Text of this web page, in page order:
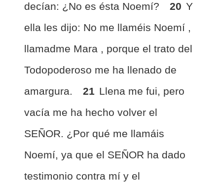
decían: ¿No es ésta Noemí?
20 Y
ella les dijo: No me llaméis Noemí ,
llamadme Mara , porque el trato del
Todopoderoso me ha llenado de
amargura.
21 Llena me fui, pero
vacía me ha hecho volver el
SEÑOR. ¿Por qué me llamáis
Noemí, ya que el SEÑOR ha dado
testimonio contra mí y el